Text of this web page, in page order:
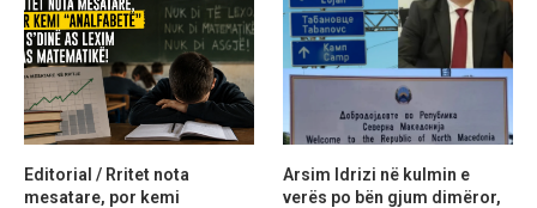
Editorial / Rritet nota
mesatare, por kemi
Arsim Idrizi në kulmin e
verës po bën gjum dimëror,